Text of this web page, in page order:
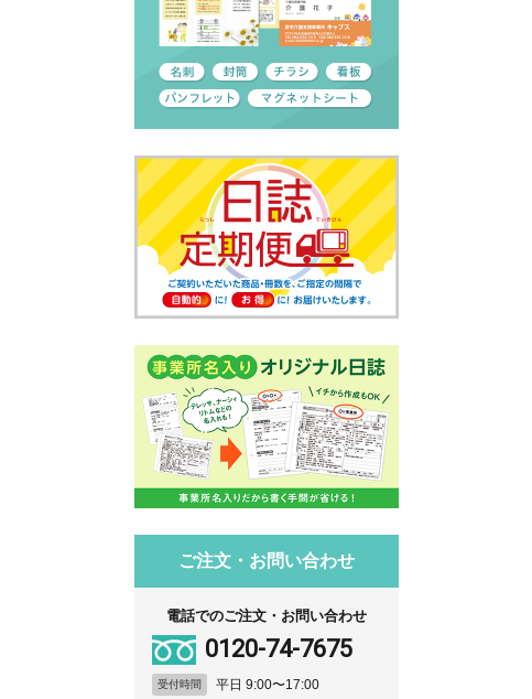
ご注文・お問い合わせ
電話でのご注文・お問い合わせ
0120-74-7675
受付時間 平日 9:00〜17:00